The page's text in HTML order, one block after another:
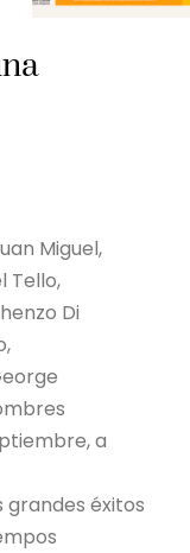
Miguel,
Tello,
Di
a
grandes éxitos